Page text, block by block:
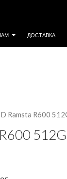
ДОСТАВКА
Ramsta R600
R600